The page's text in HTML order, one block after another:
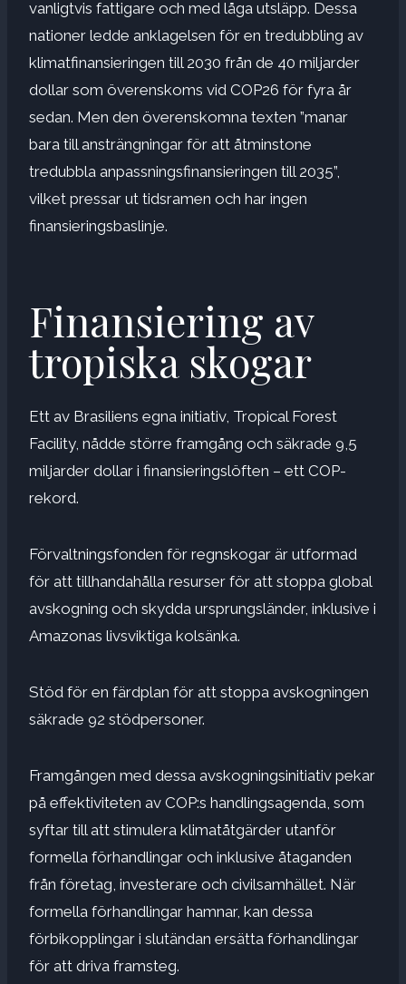
vanligtvis fattigare och med låga utsläpp. Dessa
nationer ledde anklagelsen för en tredubbling av
klimatfinansieringen till 2030 från de 40 miljarder
dollar som överenskoms vid COP26 för fyra år
sedan. Men den överenskomna texten ”manar
bara till ansträngningar för att åtminstone
tredubbla anpassningsfinansieringen till 2035”,
vilket pressar ut tidsramen och har ingen
finansieringsbaslinje.
Finansiering av
tropiska skogar
Ett av Brasiliens egna initiativ, Tropical Forest
Facility, nådde större framgång och säkrade 9,5
miljarder dollar i finansieringslöften – ett COP-
rekord.
Förvaltningsfonden för regnskogar är utformad
för att tillhandahålla resurser för att stoppa global
avskogning och skydda ursprungsländer, inklusive i
Amazonas livsviktiga kolsänka.
Stöd för en färdplan för att stoppa avskogningen
säkrade 92 stödpersoner.
Framgången med dessa avskogningsinitiativ pekar
på effektiviteten av COP:s handlingsagenda, som
syftar till att stimulera klimatåtgärder utanför
formella förhandlingar och inklusive åtaganden
från företag, investerare och civilsamhället. När
formella förhandlingar hamnar, kan dessa
förbikopplingar i slutändan ersätta förhandlingar
för att driva framsteg.